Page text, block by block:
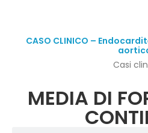
CASO CLINICO –
Casi
MEDIA DI